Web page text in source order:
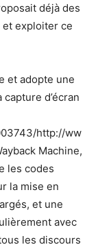
déjà des
exploiter ce
et adopte une
d’écran
http://ww
Machine,
les codes
la mise en
et une
avec
les discours